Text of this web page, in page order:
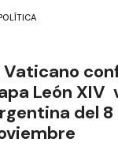
Vaticano
León XIV
del 8